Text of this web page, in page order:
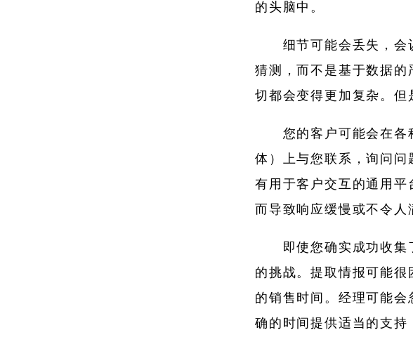
的头脑中。
细节可能会丢失，会
猜测，而不是基于数据
切都会变得更加复杂。但
您的客户可能会在各
体）上与您联系，询问
有用于客户交互的通用
而导致响应缓慢或不令人
即使您确实成功收
的挑战。提取情报可能
的销售时间。经理可能
确的时间提供适当的支持